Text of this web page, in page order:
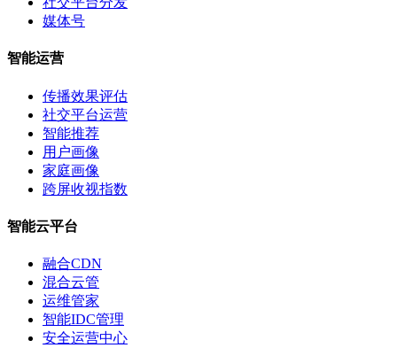
媒体号
智能运营
传播效果评估
社交平台运营
智能推荐
用户画像
家庭画像
跨屏收视指数
智能云平台
融合CDN
混合云管
运维管家
智能IDC管理
安全运营中心